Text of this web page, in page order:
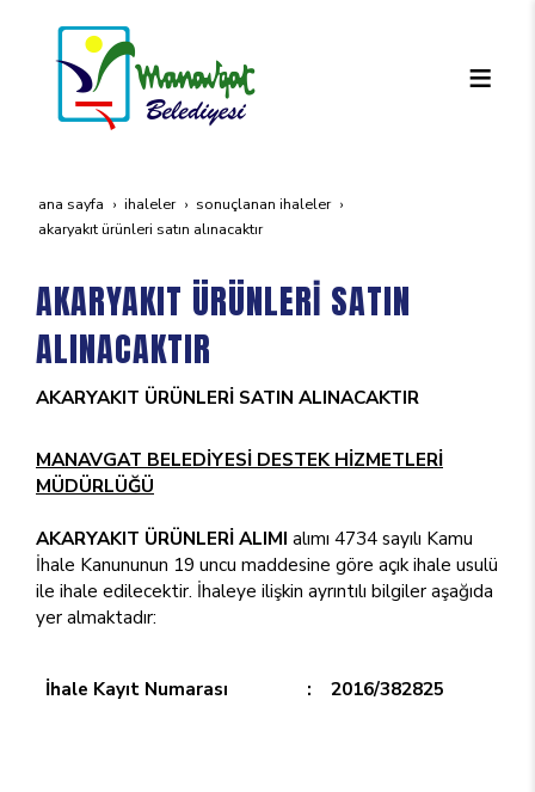
ana sayfa i̇haleler
sonuçlanan i̇haleler
akaryakit ürünleri̇ satin alinacaktir
AKARYAKIT ÜRÜNLERİ SATIN
ALINACAKTIR
AKARYAKIT ÜRÜNLERİ SATIN ALINACAKTIR
MANAVGAT BELEDİYESİ DESTEK HİZMETLERİ
MÜDÜRLÜĞÜ
AKARYAKIT ÜRÜNLERİ ALIMI alımı 4734 sayılı Kamu
İhale Kanununun 19 uncu maddesine göre açık ihale usulü
ile ihale edilecektir. İhaleye ilişkin ayrıntılı bilgiler aşağıda
yer almaktadır:
İhale Kayıt Numarası : 2016/382825